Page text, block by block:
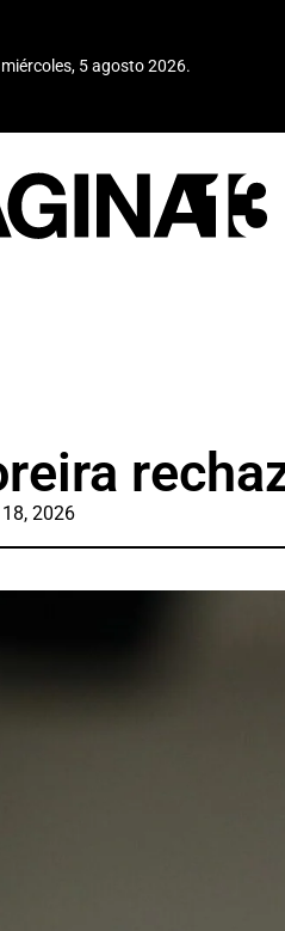
miércoles, 5 agosto 2026.
2026